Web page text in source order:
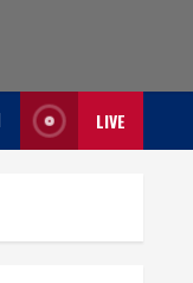
LIVE